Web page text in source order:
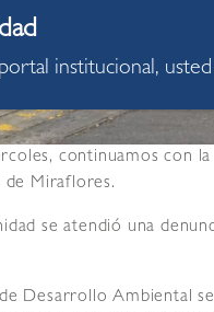
continuamos con
de Miraflores.
se atendió una
Desarrollo Ambiental
institucional, usted